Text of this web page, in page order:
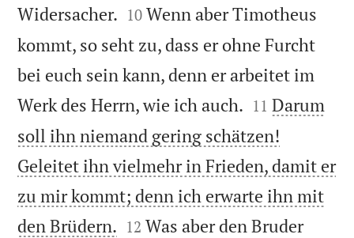
Widersacher. 

10 Wenn aber Timotheus
kommt, so seht zu, dass er ohne Furcht
bei euch sein kann, denn er arbeitet im
Werk des Herrn, wie ich auch. 

11 Darum
soll ihn niemand gering schätzen!
Geleitet ihn vielmehr in Frieden, damit er
zu mir kommt; denn ich erwarte ihn mit
den Brüdern. 

12 Was aber den Bruder